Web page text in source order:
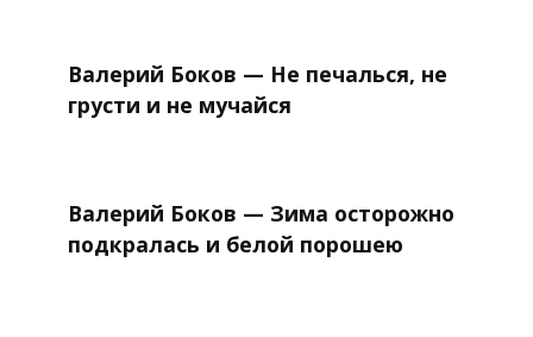
Валерий Боков — Не печалься, не
грусти и не мучайся
Валерий Боков — Зима осторожно
подкралась и белой порошею